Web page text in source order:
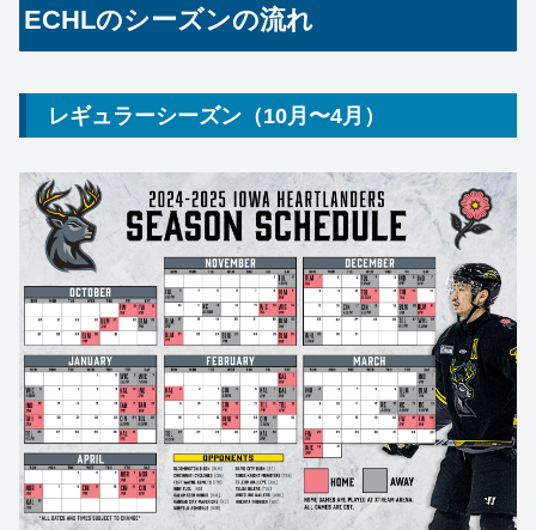
ECHLのシーズンの流れ
レギュラーシーズン（10月〜4月）